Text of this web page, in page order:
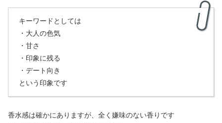
キーワードとしては
・大人の色気
・甘さ
・印象に残る
・デート向き
という印象です
香水感は確かにありますが、全く嫌味のない香りです